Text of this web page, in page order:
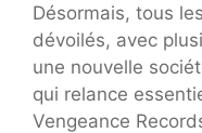
Désormais, tous
dévoilés, avec
une nouvelle
qui relance
Vengeance